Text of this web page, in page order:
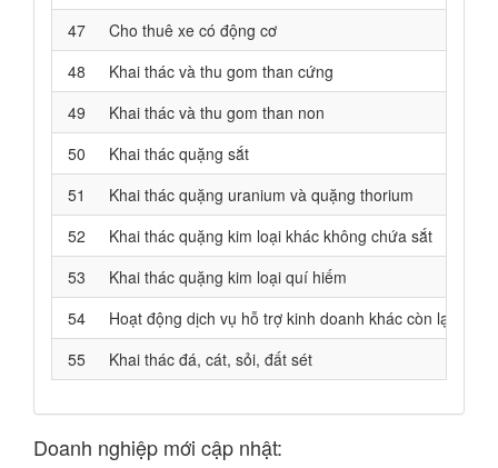
47
Cho thuê xe có động cơ
48
Khai thác và thu gom than cứng
49
Khai thác và thu gom than non
50
Khai thác quặng sắt
51
Khai thác quặng uranium và quặng thorium
52
Khai thác quặng kim loại khác không chứa sắt
53
Khai thác quặng kim loại quí hiếm
54
Hoạt động dịch vụ hỗ trợ kinh doanh khác còn lại
55
Khai thác đá, cát, sỏi, đất sét
Doanh nghiệp mới cập nhật: